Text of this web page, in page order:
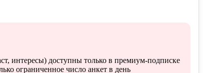
интересы) доступны только в премиум-подписке
ограниченное число анкет в день